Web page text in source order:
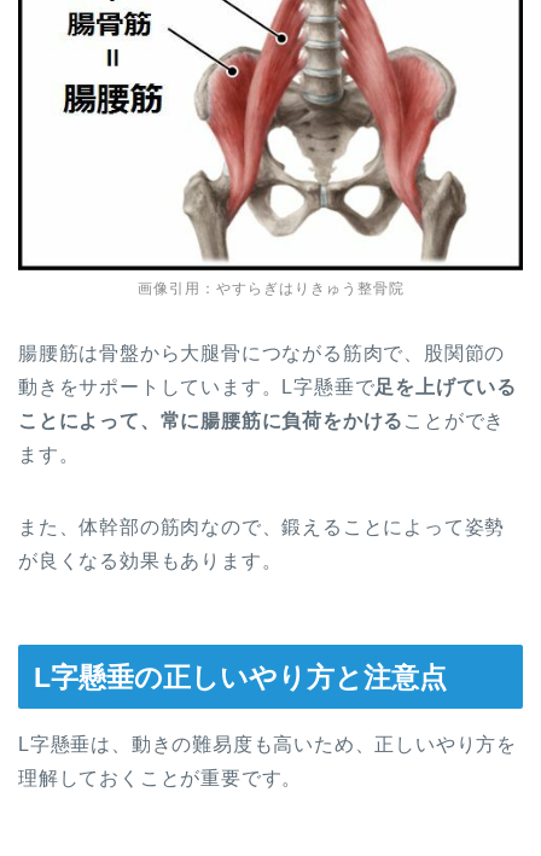
画像引用：やすらぎはりきゅう整骨院
腸腰筋は骨盤から大腿骨につながる筋肉で、股関節の
動きをサポートしています。L字懸垂で足を上げている
ことによって、常に腸腰筋に負荷をかける ことができ
ます。
また、体幹部の筋肉なので、鍛えることによって姿勢
が良くなる効果もあります。
L字懸垂の正しいやり方と注意点
L字懸垂は、動きの難易度も高いため、正しいやり方を
理解しておくことが重要です。